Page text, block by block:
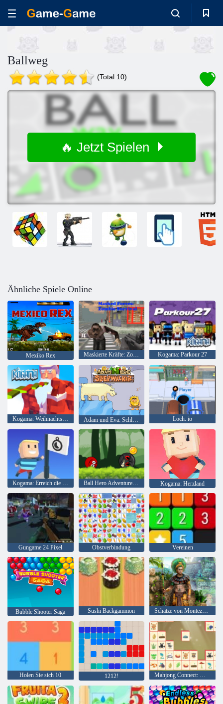
Ballweg
(Total 10)
🔥 Jetzt Spielen
Ähnliche Spiele Online
Mexiko Rex Maskierte Kräfte: Zombie-Überleben Kogama: Parkour 27
Kogama: Weihnachtsparkour Adam und Eva: Schlafwandler Loch. io
Kogama: Erreich die Flagge Ball Hero Adventure: Roter Schlagball Kogama: Herzland
Gungame 24 Pixel Obstverbindung Vereinen
Bubble Shooter Saga Sushi Backgammon Schätze von Montezuma 2
Holen Sie sich 10 1212! Mahjong Connect: Woodventure